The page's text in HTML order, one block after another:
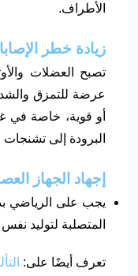
الأطراف.
زيادة خطر
تصبح العضلات
عرضة للتمزق
أو قوية، خاصة في
البرودة إلى
إجهاد الجهاز
يجب على الرياضي
المتصلبة لتوليد
تعرف أيضًا على: